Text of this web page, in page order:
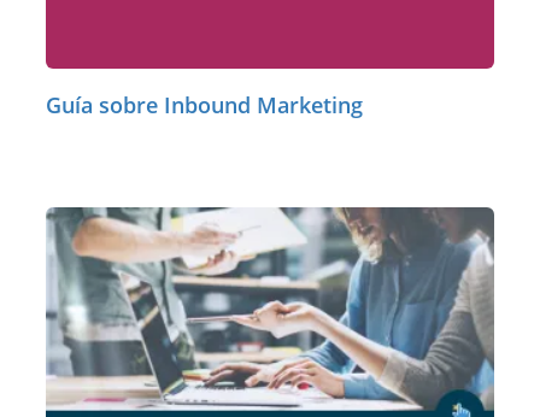
Guía sobre Inbound Marketing